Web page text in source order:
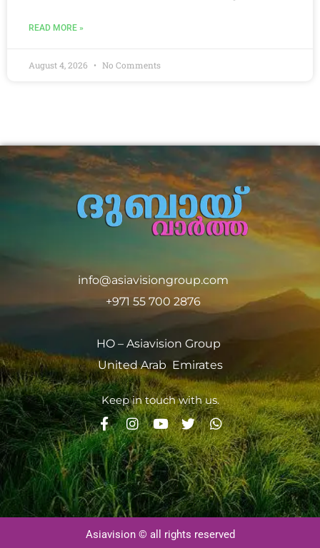
READ MORE »
August 4, 2026 No Comments
info@asiavisiongroup.com
+971 55 700 2876
HO – Asiavision Group
United Arab Emirates
Keep in touch with us.
Asiavision © all rights reserved